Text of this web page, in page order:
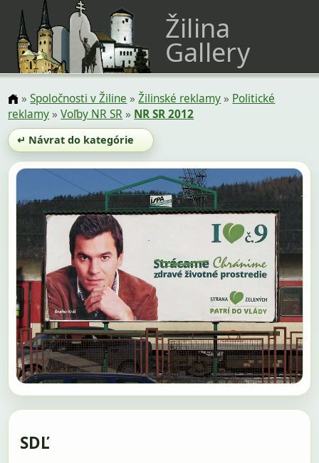
Žilina
Gallery
»Spoločnosti v Žiline »Žilinské reklamy» Politické
reklamy»Voľby NR SR » NR SR 2012
↵ Návrat do kategórie
SDĽ